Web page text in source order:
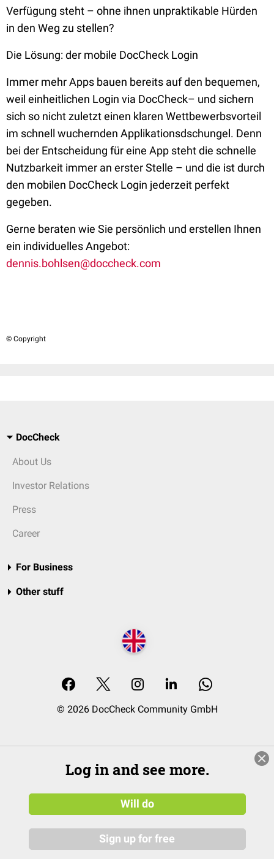
Verfügung steht – ohne ihnen unpraktikable Hürden
in den Weg zu stellen?
Die Lösung: der mobile DocCheck Login
Immer mehr Apps bauen bereits auf den bequemen,
weil einheitlichen Login via DocCheck– und sichern
sich so nicht zuletzt einen klaren Wettbewerbsvorteil
im schnell wuchernden Applikationsdschungel. Denn
bei der Entscheidung für eine App steht die schnelle
Nutzbarkeit immer an erster Stelle – und die ist durch
den mobilen DocCheck Login jederzeit perfekt
gegeben.
Gerne beraten wie Sie persönlich und erstellen Ihnen
ein individuelles Angebot:
dennis.bohlsen@doccheck.com
© Copyright
DocCheck
About Us
Investor Relations
Press
Career
For Business
Other stuff
© 2026 DocCheck Community GmbH
Log in and see more.
Will do
Sign up for free